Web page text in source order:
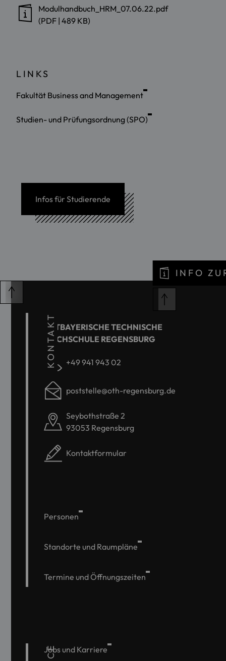
Modulhandbuch_HRM_07.06.22.pdf
(PDF | 489 KB)
LINKS
Fakultät Business and Management
Studien- und Prüfungsordnung (SPO)
Infos für Studierende
INFO
KONTAKT
OSTBAYERISCHE TECHNISCHE
HOCHSCHULE REGENSBURG
+49 941 943 02
poststelle@oth-regensburg.de
Seybothstraße 2
93053 Regensburg
Kontaktformular
Personen
Standorte und Raumpläne
Termine und Öffnungszeiten
Jobs und Karriere